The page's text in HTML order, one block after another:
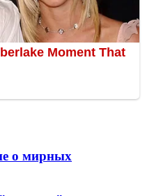
о мирных